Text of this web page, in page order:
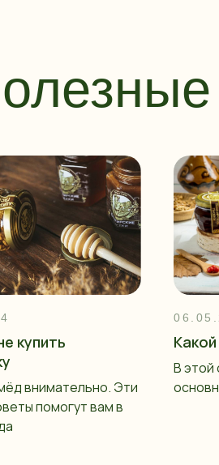
купить
внимательно. Эти
помогут вам в
В этой